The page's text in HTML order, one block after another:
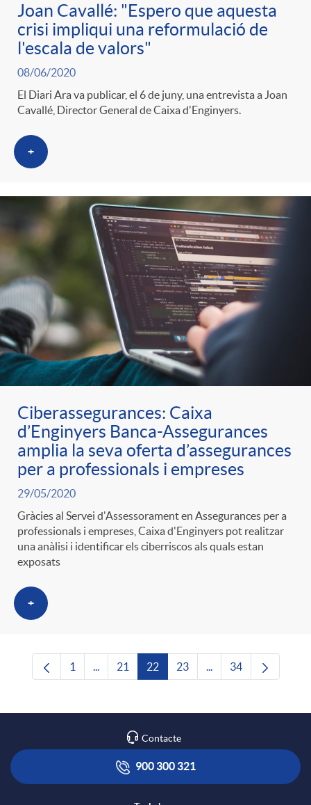
Joan Cavallé: "Espero que aquesta
crisi impliqui una reformulació de
l'escala de valors"
08/06/2020
El Diari Ara va publicar, el 6 de juny, una entrevista a Joan
Cavallé, Director General de Caixa d'Enginyers.
+
Ciberassegurances: Caixa
d’Enginyers Banca-Assegurances
amplia la seva oferta d’assegurances
per a professionals i empreses
29/05/2020
Gràcies al Servei d'Assessorament en Assegurances per a
professionals i empreses, Caixa d'Enginyers pot realitzar
una anàlisi i identificar els ciberriscos als quals estan
exposats
+
Pàgina
1 ...Pàgines intermèdies Utilitzeu TAB per
Pàgina
21 Pàgina
22 Pàgina
23 ...Pàgines intermèdies
Pàgina
34
Contacte
900 300 321